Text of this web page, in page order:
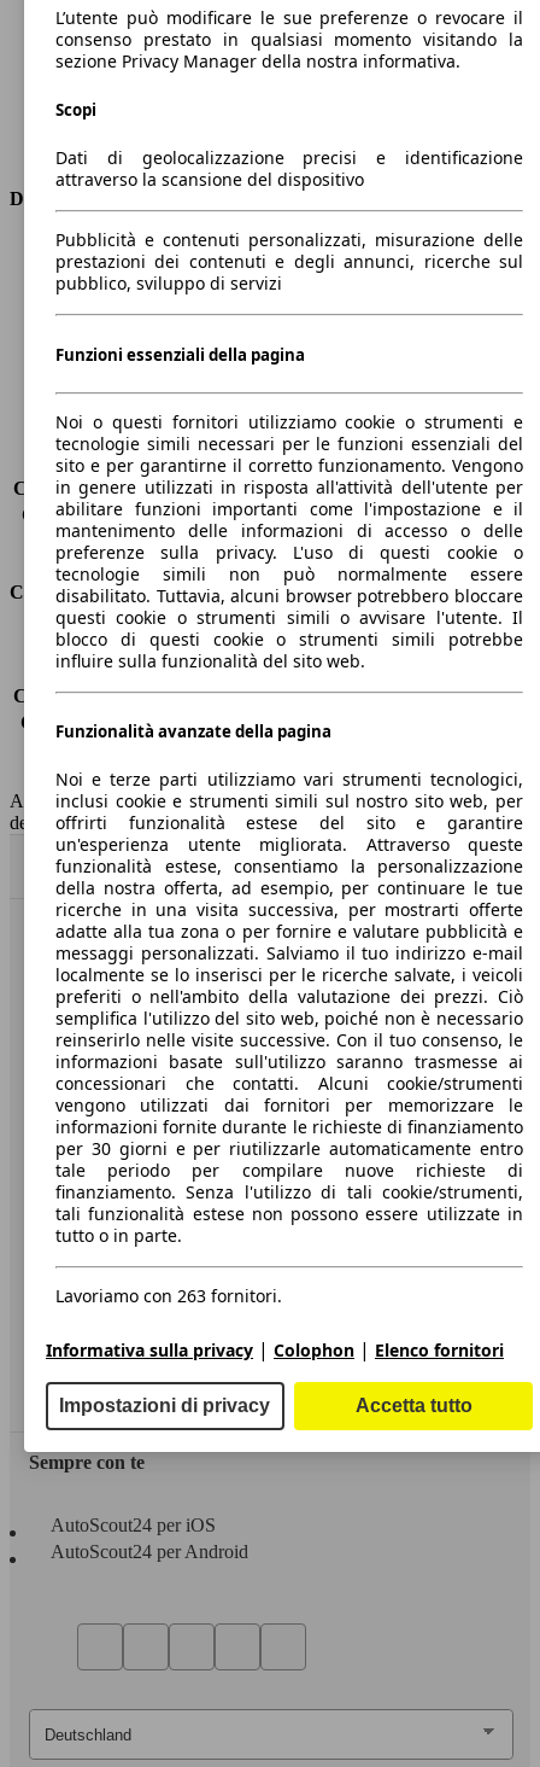
Coppia
240 nm
Cilindrata
1461 ccm
Carburante
Diesel
Trasmissione
Tipo di trazione
trazione anteriore
Dimensioni
Lunghezza
4560 mm
Altezza
1640 mm
Peso massimo
-
Sedili
7
Carico sul tetto
-
Capacità di traino (senza freni) -
Capacità di traino (con freni)
1300 kg
Volume del bagagliaio
564 - 2063 l
Consumi
Emissioni di CO2*
105 g/km (komb.)
Consumo (urbano)
4.5 l/100km
Consumo (extra-urbano) 3.9 l/100km
Consumo (combinato)*
4.1 l/100km
Capacità del serbatoio
60 l
AutoScout24 non si assume alcuna responsabilità per la correttezza
dei dati.
Torna su
Benvenuti su AutoScout24, il mercato auto europeo.
Società
A proposito di AutoScout24
Stampa
Media
Condizioni generali
Informazioni
Privacy
Dichiarazione di Accessibilità
Servizi
Area rivenditori
Sempre con te
AutoScout24 per iOS
AutoScout24 per Android
L’utente può modificare le sue preferenze o revocare il
consenso prestato in qualsiasi momento visitando la
sezione Privacy Manager della nostra informativa.
Scopi
Dati di geolocalizzazione precisi e identificazione
attraverso la scansione del dispositivo
Pubblicità e contenuti personalizzati, misurazione delle
prestazioni dei contenuti e degli annunci, ricerche sul
pubblico, sviluppo di servizi
Funzioni essenziali della pagina
Noi o questi fornitori utilizziamo cookie o strumenti e
tecnologie simili necessari per le funzioni essenziali del
sito e per garantirne il corretto funzionamento. Vengono
in genere utilizzati in risposta all'attività dell'utente per
abilitare funzioni importanti come l'impostazione e il
mantenimento delle informazioni di accesso o delle
preferenze sulla privacy. L'uso di questi cookie o
tecnologie simili non può normalmente essere
disabilitato. Tuttavia, alcuni browser potrebbero bloccare
questi cookie o strumenti simili o avvisare l'utente. Il
blocco di questi cookie o strumenti simili potrebbe
influire sulla funzionalità del sito web.
Funzionalità avanzate della pagina
Noi e terze parti utilizziamo vari strumenti tecnologici,
inclusi cookie e strumenti simili sul nostro sito web, per
offrirti funzionalità estese del sito e garantire
un'esperienza utente migliorata. Attraverso queste
funzionalità estese, consentiamo la personalizzazione
della nostra offerta, ad esempio, per continuare le tue
ricerche in una visita successiva, per mostrarti offerte
adatte alla tua zona o per fornire e valutare pubblicità e
messaggi personalizzati. Salviamo il tuo indirizzo e-mail
localmente se lo inserisci per le ricerche salvate, i veicoli
preferiti o nell'ambito della valutazione dei prezzi. Ciò
semplifica l'utilizzo del sito web, poiché non è necessario
reinserirlo nelle visite successive. Con il tuo consenso, le
informazioni basate sull'utilizzo saranno trasmesse ai
concessionari che contatti. Alcuni cookie/strumenti
vengono utilizzati dai fornitori per memorizzare le
informazioni fornite durante le richieste di finanziamento
per 30 giorni e per riutilizzarle automaticamente entro
tale periodo per compilare nuove richieste di
finanziamento. Senza l'utilizzo di tali cookie/strumenti,
tali funzionalità estese non possono essere utilizzate in
tutto o in parte.
Lavoriamo con 263 fornitori.
Informativa sulla privacy | Colophon | Elenco fornitori
Impostazioni di privacy Accetta tutto